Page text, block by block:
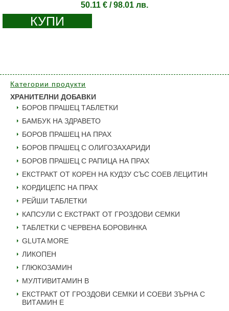
50.11 € / 98.01 лв.
КУПИ
Категории продукти
ХРАНИТЕЛНИ ДОБАВКИ
БОРОВ ПРАШЕЦ ТАБЛЕТКИ
БАМБУК НА ЗДРАВЕТО
БОРОВ ПРАШЕЦ НА ПРАХ
БОРОВ ПРАШЕЦ С ОЛИГОЗАХАРИДИ
БОРОВ ПРАШЕЦ С РАПИЦА НА ПРАХ
ЕКСТРАКТ ОТ КОРЕН НА КУДЗУ СЪС СОЕВ ЛЕЦИТИН
КОРДИЦЕПС НА ПРАХ
РЕЙШИ ТАБЛЕТКИ
КАПСУЛИ С ЕКСТРАКТ ОТ ГРОЗДОВИ СЕМКИ
ТАБЛЕТКИ С ЧЕРВЕНА БОРОВИНКА
GLUTA MORE
ЛИКОПЕН
ГЛЮКОЗАМИН
МУЛТИВИТАМИН B
ЕКСТРАКТ ОТ ГРОЗДОВИ СЕМКИ И СОЕВИ ЗЪРНА С
ВИТАМИН Е